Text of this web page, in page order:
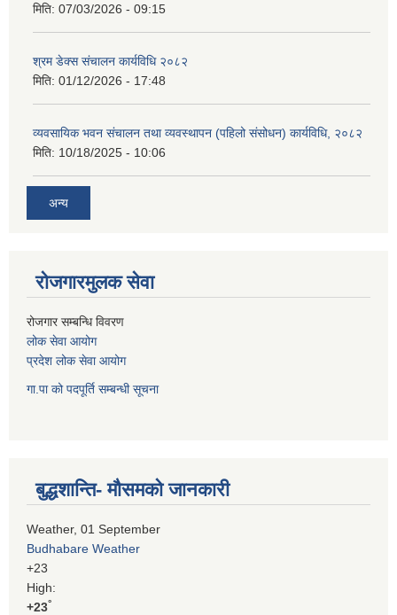
मिति: 07/03/2026 - 09:15
श्रम डेक्स संचालन कार्यविधि २०८२
मिति: 01/12/2026 - 17:48
व्यवसायिक भवन संचालन तथा व्यवस्थापन (पहिलो संसोधन) कार्यविधि, २०८२
मिति: 10/18/2025 - 10:06
अन्य
रोजगारमुलक सेवा
रोजगार सम्बन्धि विवरण
लोक सेवा आयोग
प्रदेश लोक सेवा आयोग
गा.पा को पदपूर्ति सम्बन्धी सूचना
बुद्धशान्ति- मौसमको जानकारी
Weather, 01 September
Budhabare Weather
+23
High:
+23°